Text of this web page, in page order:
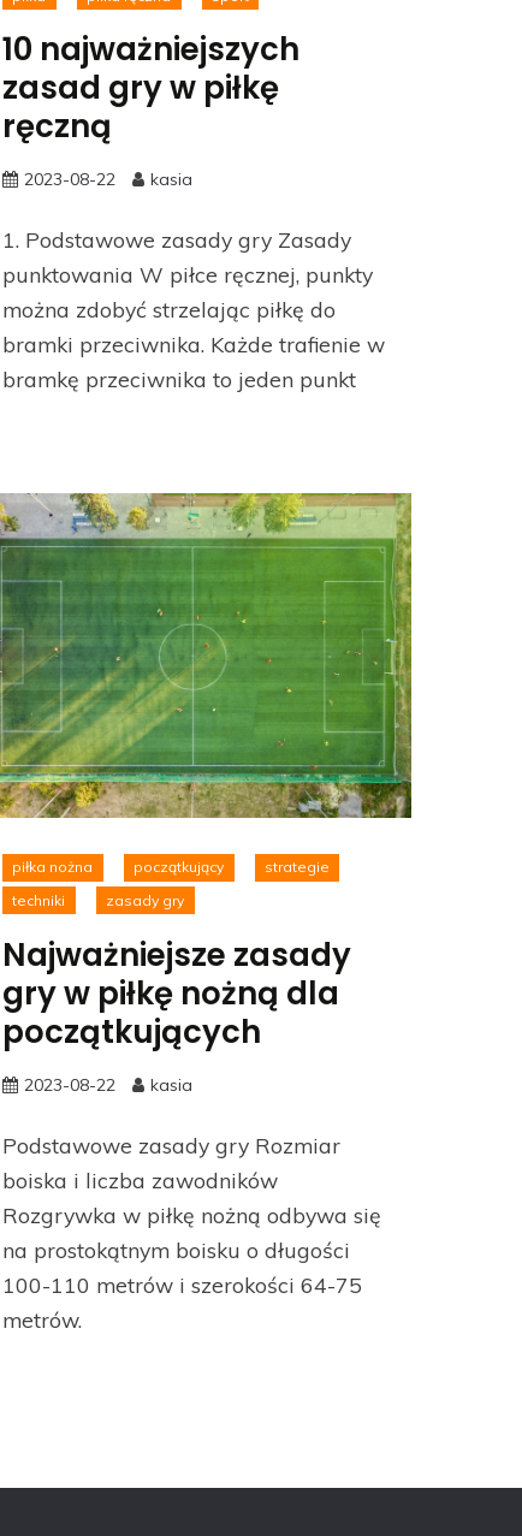
10 najważniejszych
zasad gry w piłkę
ręczną
2023-08-22 kasia
1. Podstawowe zasady gry Zasady
punktowania W piłce ręcznej, punkty
można zdobyć strzelając piłkę do
bramki przeciwnika. Każde trafienie w
bramkę przeciwnika to jeden punkt
piłka nożna początkujący
strategie
techniki
zasady gry
Najważniejsze zasady
gry w piłkę nożną dla
początkujących
2023-08-22 kasia
Podstawowe zasady gry Rozmiar
boiska i liczba zawodników
Rozgrywka w piłkę nożną odbywa się
na prostokątnym boisku o długości
100-110 metrów i szerokości 64-75
metrów.